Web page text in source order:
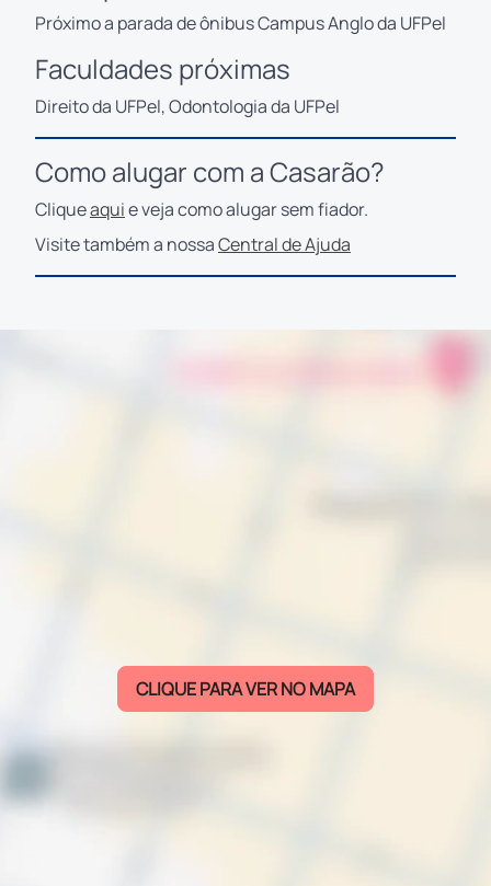
Próximo a parada de ônibus Campus Anglo da UFPel
Faculdades próximas
Direito da UFPel, Odontologia da UFPel
Como alugar com a Casarão?
Cliqueaquie veja como alugar sem fiador.
Visite também a nossaCentral de Ajuda
CLIQUE PARA VER NO MAPA